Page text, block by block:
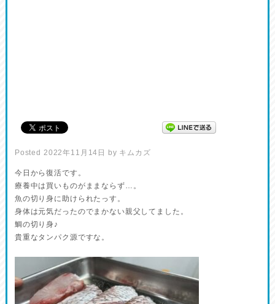
Posted 2022年11月14日 by キムカズ
今日から復活です。
療養中は買いものがままならず…。
魚の切り身に助けられたっす。
身体は元気だったのでまかない親父してました。
鯛の切り身♪
貴重なタンパク源ですな。